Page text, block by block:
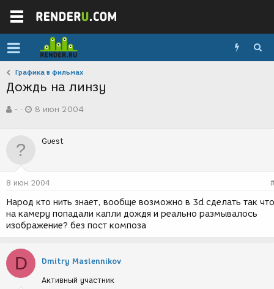
Графика в фильмах
Дождь на линзу
в
р
-
а
д
н
и
я
8 июн 2004
Guest
8 июн 2004
Народ кто нить знает, вообще возможно в 3d сделать так
на камеру попадали капли дождя и реально размывалось
изображение? без пост композа
D Dmitry Maslennikov
Активный участник